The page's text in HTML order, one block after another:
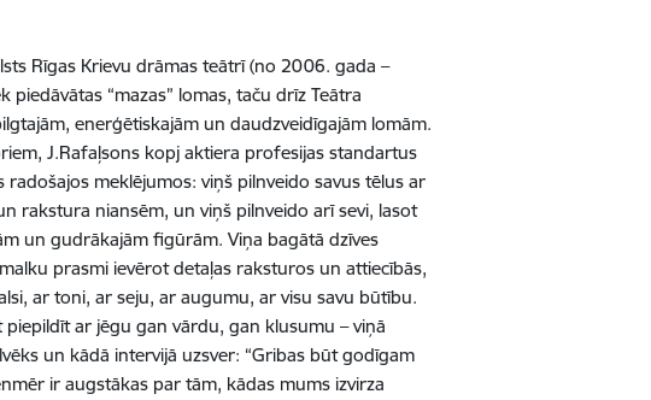
Rīgas Krievu drāmas teātrī (no 2006. gada –
piedāvātas “mazas” lomas, taču drīz Teātra
enerģētiskajām un daudzveidīgajām lomām.
J.Rafaļsons kopj aktiera profesijas standartus
meklējumos: viņš pilnveido savus tēlus ar
rakstura niansēm, un viņš pilnveido arī sevi, lasot
un gudrākajām figūrām. Viņa bagātā dzīves
prasmi ievērot detaļas raksturos un attiecībās,
ar toni, ar seju, ar augumu, ar visu savu būtību.
ar jēgu gan vārdu, gan klusumu – viņā
un kādā intervijā uzsver: “Gribas būt godīgam
ir augstākas par tām, kādas mums izvirza